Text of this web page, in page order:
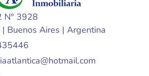
N° 3928
| Buenos Aires | Argentina